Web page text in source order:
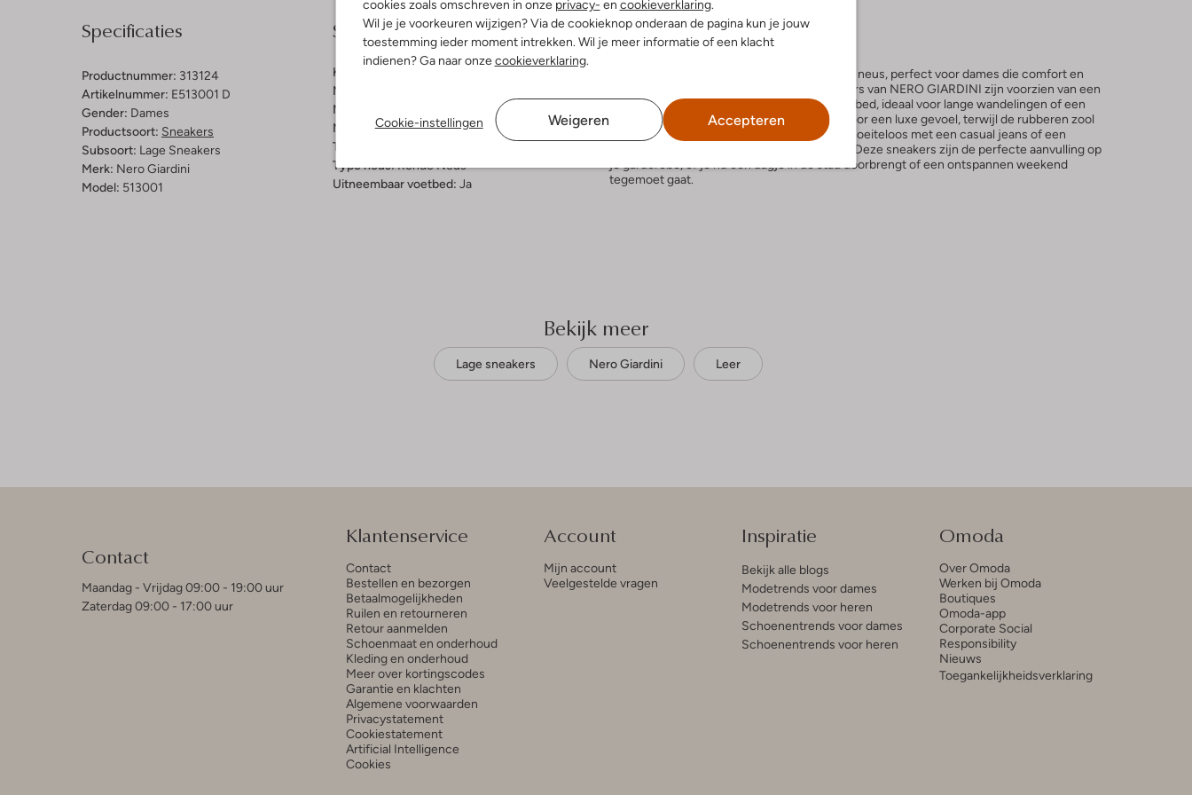
cookies zoals omschreven in onze privacy- en cookieverklaring.
Wil je je voorkeuren wijzigen? Via de cookieknop onderaan de pagina kun je jouw
toestemming ieder moment intrekken. Wil je meer informatie of een klacht
indienen? Ga naar onzecookieverklaring.
Cookie-instellingen Weigeren Accepteren
Specificaties
Productnummer: 313124
Artikelnummer: E513001 D
Gender: Dames
Productsoort: Sneakers
Subsoort: Lage Sneakers
Merk: Nero Giardini
Model: 513001
Samenstelling & Pasvorm
Kleur:
Materiaal buitenkant:
Materiaal binnenkant:
Materiaal zool:Rubber
Type sluiting:
Type neus:Ronde Neus
Uitneembaar voetbed: Ja
Omschrijving
Ontdek de stijlvolle lage sneakers met ronde neus, perfect voor dames die comfort en
mode willen combineren. Deze witte sneakers van NERO GIARDINI zijn voorzien van een
handige ritssluiting en een uitneembaar voetbed, ideaal voor lange wandelingen of een
dagje shoppen. De leren binnenkant zorgt voor een luxe gevoel, terwijl de rubberen zool
zorgt voor grip en stabiliteit. Combineer ze moeiteloos met een casual jeans of een
zomerse jurk voor een frisse, moderne look. Deze sneakers zijn de perfecte aanvulling op
je garderobe, of je nu een dagje in de stad doorbrengt of een ontspannen weekend
tegemoet gaat.
Bekijk meer
Lage sneakers Nero Giardini Leer
Contact
Maandag - Vrijdag 09:00 - 19:00 uur
Zaterdag 09:00 - 17:00 uur
Klantenservice
Contact
Bestellen en bezorgen
Betaalmogelijkheden
Ruilen en retourneren
Retour aanmelden
Schoenmaat en onderhoud
Kleding en onderhoud
Meer over kortingscodes
Garantie en klachten
Algemene voorwaarden
Privacystatement
Cookiestatement
Artificial Intelligence
Cookies
Account
Mijn account
Veelgestelde vragen
Inspiratie
Bekijk alle blogs
Modetrends voor dames
Modetrends voor heren
Schoenentrends voor dames
Schoenentrends voor heren
Omoda
Over Omoda
Werken bij Omoda
Boutiques
Omoda-app
Corporate Social
Responsibility
Nieuws
Toegankelijkheidsverklaring